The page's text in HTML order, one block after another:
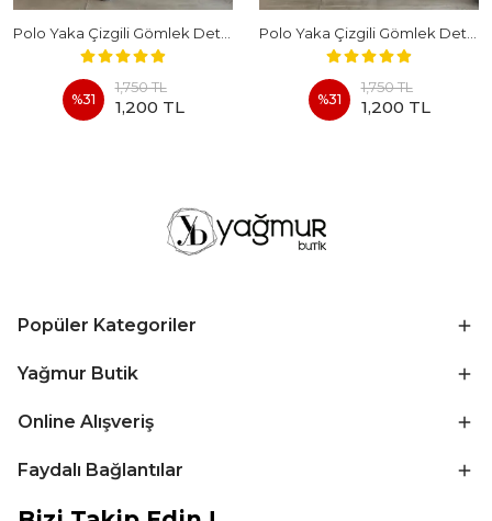
%31
1,750 TL
1,200 TL %31
1,750 TL
1,200 TL
Popüler Kategoriler
Yağmur Butik
Online Alışveriş
Faydalı Bağlantılar